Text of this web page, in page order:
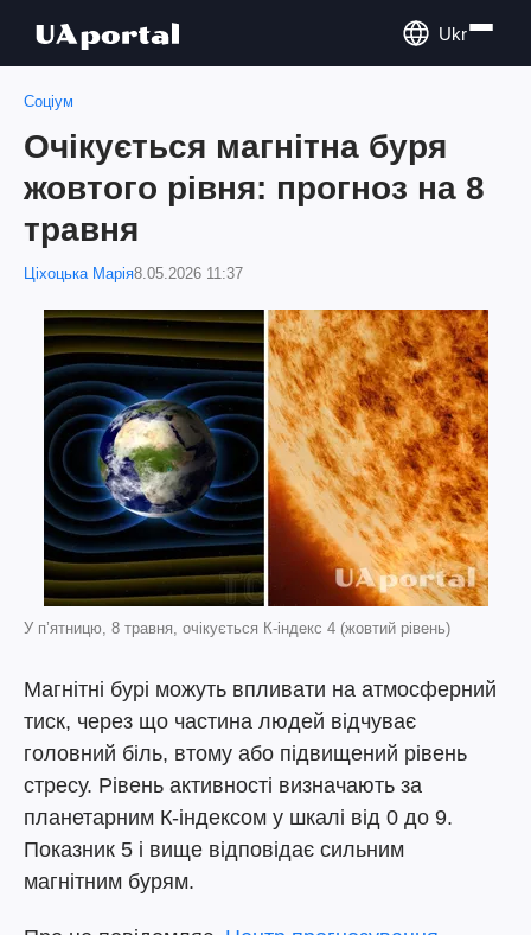
Ukr
Соціум
Очікується магнітна буря
жовтого рівня: прогноз на 8
травня
Ціхоцька Марія8.05.2026 11:37
У п’ятницю, 8 травня, очікується К-індекс 4 (жовтий рівень)
Магнітні бурі можуть впливати на атмосферний
тиск, через що частина людей відчуває
головний біль, втому або підвищений рівень
стресу. Рівень активності визначають за
планетарним К-індексом у шкалі від 0 до 9.
Показник 5 і вище відповідає сильним
магнітним бурям.